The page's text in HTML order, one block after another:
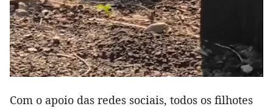
Com o apoio das redes sociais, todos os filhotes